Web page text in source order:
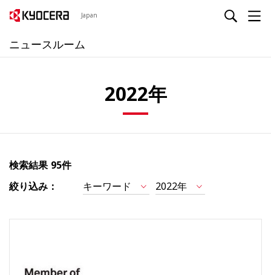
Japan
ニュースルーム
2022年
検索結果 95件
絞り込み：
キーワード 2022年